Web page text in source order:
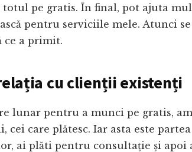
pe gratis. În final, pot ajuta
pentru serviciile mele. Atunci
ce a primit.
cu clienții existenți
lunar pentru a munci pe gratis,
care plătesc. Iar asta este
ai plăti pentru consultație și apoi